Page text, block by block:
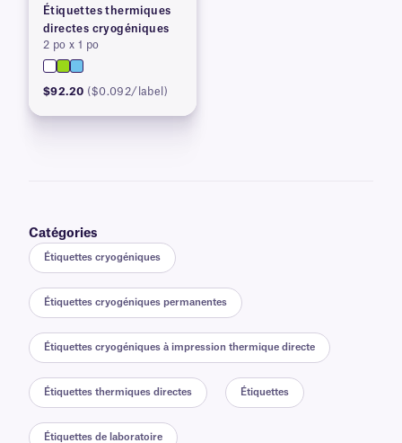
Étiquettes thermiques
directes cryogéniques
2 po x 1 po
$92.20 ($0.092/label)
Catégories
Étiquettes cryogéniques
Étiquettes cryogéniques permanentes
Étiquettes cryogéniques à impression thermique directe
Étiquettes thermiques directes Étiquettes
Étiquettes de laboratoire